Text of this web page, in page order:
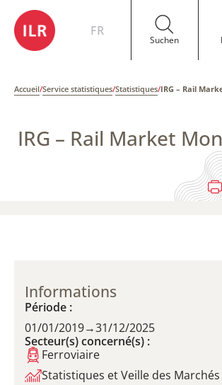
FR
Suchen
Accueil/Service statistiques/Statistiques/IRG – Rail
IRG – Rail Market
Informations
Période :
01/01/2019→31/12/2025
Secteur(s) concerné(s) :
Ferroviaire
Statistiques et Veille des Marchés